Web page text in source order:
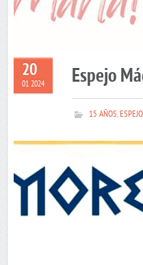
20
01 2024 Espejo
15 AÑOS,